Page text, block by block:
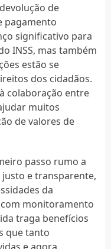
de
pagamento
significativo para
INSS, mas também
estão se
dos cidadãos.
colaboração entre
muitos
de valores de
passo rumo a
e transparente,
da
com monitoramento
traga benefícios
que tanto
e agora